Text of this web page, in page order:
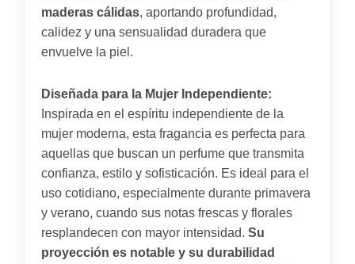
maderas cálidas, aportando profundidad,
calidez y una sensualidad duradera que
envuelve la piel.
Diseñada para la Mujer Independiente:
Inspirada en el espíritu independiente de la
mujer moderna, esta fragancia es perfecta para
aquellas que buscan un perfume que transmita
confianza, estilo y sofisticación. Es ideal para el
uso cotidiano, especialmente durante primavera
y verano, cuando sus notas frescas y florales
resplandecen con mayor intensidad. Su
proyección es notable y su durabilidad